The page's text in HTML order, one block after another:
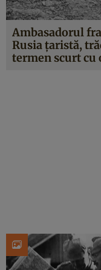
Ambasadorul
Rusia țaristă,
termen scurt cu